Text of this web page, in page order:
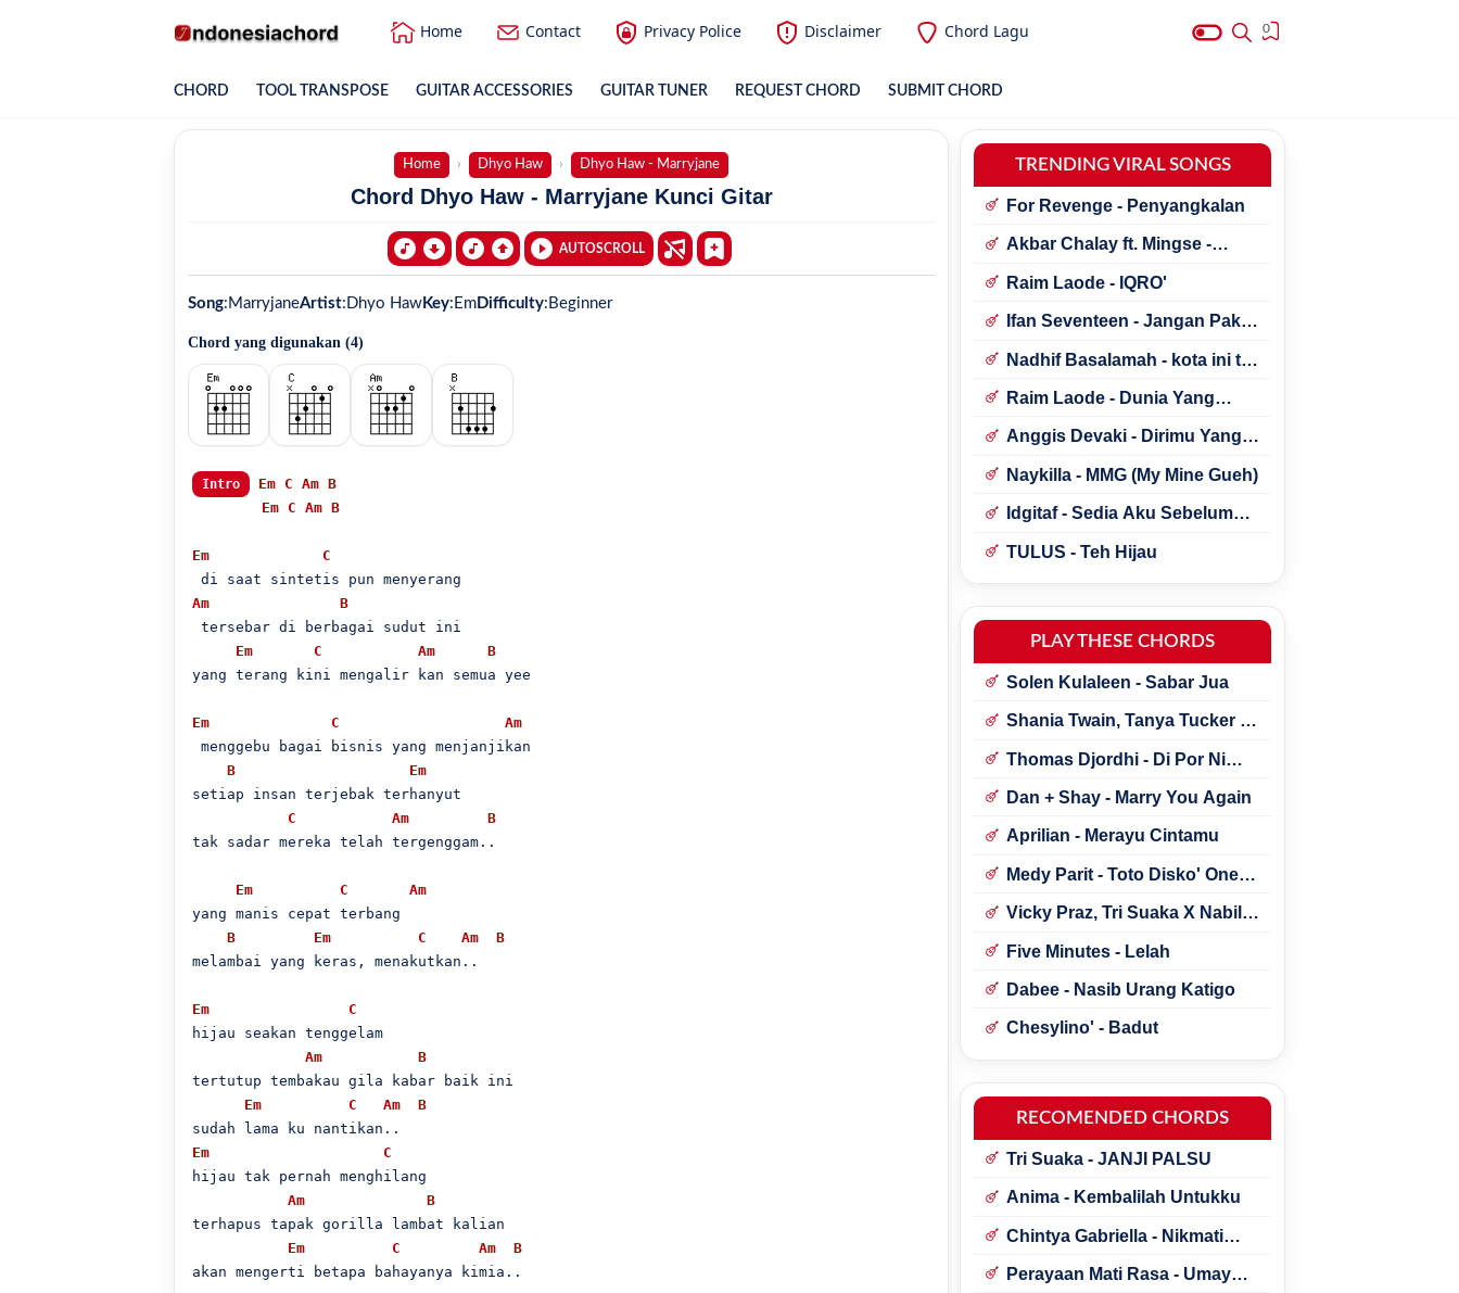
Home Contact Privacy Police Disclaimer Chord Lagu 0
CHORD TOOL TRANSPOSE GUITAR ACCESSORIES GUITAR TUNER REQUEST CHORD SUBMIT CHORD
Home Dhyo Haw Dhyo Haw - Marryjane
Chord Dhyo Haw - Marryjane Kunci Gitar
AUTOSCROLL
Song: MarryjaneArtist: Dhyo Haw Key: Em Difficulty: Beginner
Chord yang digunakan (4)
Intro Em C Am B
Em C Am B
Em
C
Am
B
tersebar di berbagai sudut ini
Em
C Am
B
yang terang kini mengalir kan semua yee
Em C
Am
menggebu bagai bisnis yang menjanjikan
B
Em
setiap insan terjebak terhanyut
C
Am
B
tak sadar mereka telah tergenggam..
Em C
Am
yang manis cepat terbang
B
Em C Am
B
melambai yang keras, menakutkan..
Em
C
hijau seakan tenggelam
Am
B
tertutup tembakau gila kabar baik ini
Em
C Am
B
Em
C
hijau tak pernah menghilang
Am
B
terhapus tapak gorilla lambat kalian
Em
C Am
B
akan mengerti betapa bahayanya kimia..
TRENDING VIRAL SONGS
For Revenge - Penyangkalan
Akbar Chalay ft. Mingse -
Raim Laode - IQRO'
Ifan Seventeen - Jangan Paksa
Nadhif Basalamah - kota ini tak
Raim Laode - Dunia Yang
Anggis Devaki - Dirimu Yang
Naykilla - MMG (My Mine Gueh)
Idgitaf - Sedia Aku Sebelum
TULUS - Teh Hijau
PLAY THESE CHORDS
Solen Kulaleen - Sabar Jua
Shania Twain, Tanya Tucker -
Thomas Djordhi - Di Por Ni
Dan + Shay - Marry You Again
Aprilian - Merayu Cintamu
Medy Parit - Toto Disko' One
Vicky Praz, Tri Suaka X Nabila
Five Minutes - Lelah
Dabee - Nasib Urang Katigo
Chesylino' - Badut
RECOMENDED CHORDS
Tri Suaka - JANJI PALSU
Anima - Kembalilah Untukku
Chintya Gabriella - Nikmati
Perayaan Mati Rasa - Umay